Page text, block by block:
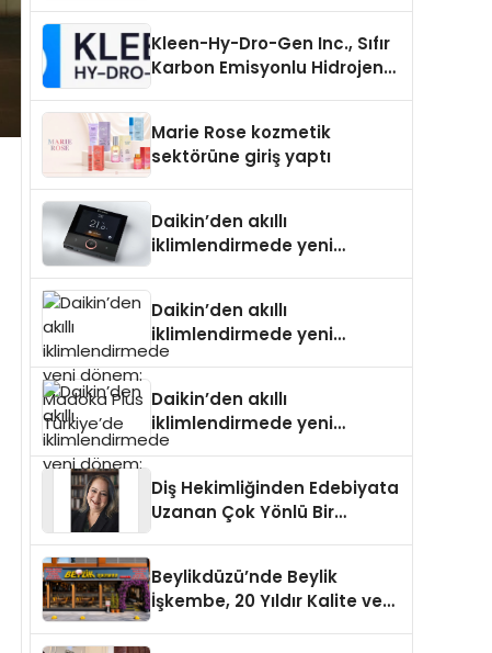
Kleen-Hy-Dro-Gen Inc., Sıfır
Karbon Emisyonlu Hidrojen
Aldı
Marie Rose kozmetik
sektörüne giriş yaptı
Daikin’den akıllı
iklimlendirmede yeni
Daikin’den akıllı
iklimlendirmede yeni
dönem: Madoka Plus
Daikin’den akıllı
iklimlendirmede yeni
dönem: Madoka Plus
Diş Hekimliğinden Edebiyata
Uzanan Çok Yönlü Bir
Beylikdüzü’nde Beylik
İşkembe, 20 Yıldır Kalite ve